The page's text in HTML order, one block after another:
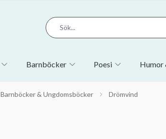
Barnböcker Poesi Humor
Barnböcker & Ungdomsböcker Drömvind